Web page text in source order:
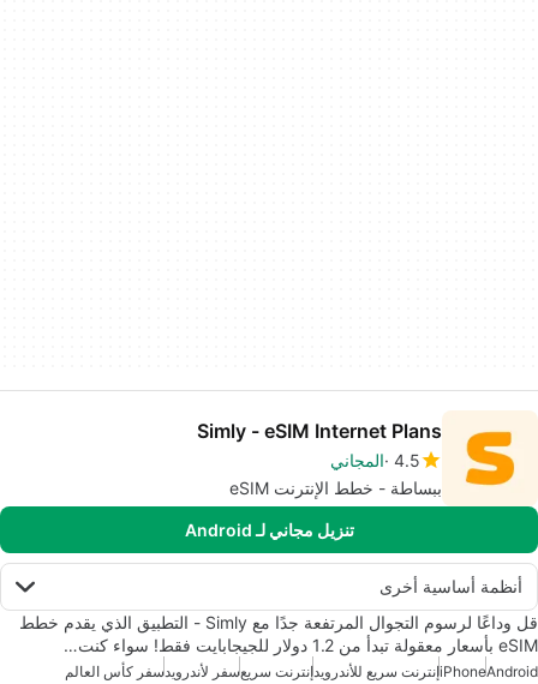
Simly - eSIM Internet Plans
4.5 المجاني
ببساطة - خطط الإنترنت eSIM
تنزيل مجاني لـ Android
أنظمة أساسية أخرى
قل وداعًا لرسوم التجوال المرتفعة جدًا مع Simly - التطبيق الذي يقدم خطط
eSIM بأسعار معقولة تبدأ من 1.2 دولار للجيجابايت فقط! سواء كنت…
Android
iPhoneإنترنت سريع للأندرويدإنترنت سريعسفر لأندرويد سفر كأس العالم